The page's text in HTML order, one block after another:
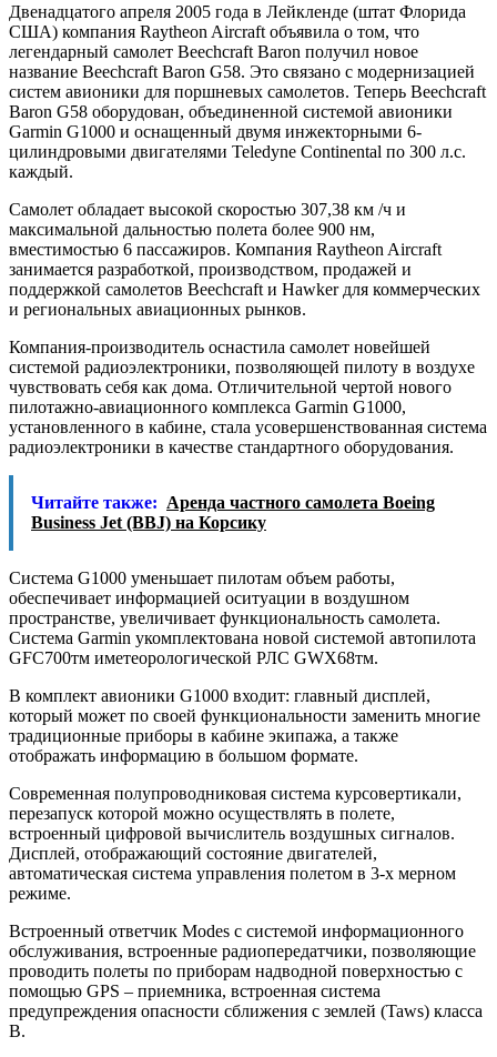
Двенадцатого апреля 2005 года в Лейкленде (штат Флорида
США) компания Raytheon Aircraft объявила о том, что
легендарный самолет Beechcraft Baron получил новое
название Beechcraft Baron G58. Это связано с модернизацией
систем авионики для поршневых самолетов. Теперь Beechcraft
Baron G58 оборудован, объединенной системой авионики
Garmin G1000 и оснащенный двумя инжекторными 6-
цилиндровыми двигателями Teledyne Continental по 300 л.с.
каждый.
Самолет обладает высокой скоростью 307,38 км /ч и
максимальной дальностью полета более 900 нм,
вместимостью 6 пассажиров. Компания Raytheon Aircraft
занимается разработкой, производством, продажей и
поддержкой самолетов Beechcraft и Hawker для коммерческих
и региональных авиационных рынков.
Компания-производитель оснастила самолет новейшей
системой радиоэлектроники, позволяющей пилоту в воздухе
чувствовать себя как дома. Отличительной чертой нового
пилотажно-авиационного комплекса Garmin G1000,
установленного в кабине, стала усовершенствованная система
радиоэлектроники в качестве стандартного оборудования.
Читайте также: Аренда частного самолета Boeing
Business Jet (BBJ) на Корсику
Система G1000 уменьшает пилотам объем работы,
обеспечивает информацией оситуации в воздушном
пространстве, увеличивает функциональность самолета.
Система Garmin укомплектована новой системой автопилота
GFC700тм иметеорологической РЛС GWX68тм.
В комплект авионики G1000 входит: главный дисплей,
который может по своей функциональности заменить многие
традиционные приборы в кабине экипажа, а также
отображать информацию в большом формате.
Современная полупроводниковая система курсовертикали,
перезапуск которой можно осуществлять в полете,
встроенный цифровой вычислитель воздушных сигналов.
Дисплей, отображающий состояние двигателей,
автоматическая система управления полетом в 3-х мерном
режиме.
Встроенный ответчик Modes c системой информационного
обслуживания, встроенные радиопередатчики, позволяющие
проводить полеты по приборам надводной поверхностью с
помощью GPS – приемника, встроенная система
предупреждения опасности сближения с землей (Taws) класса
В.